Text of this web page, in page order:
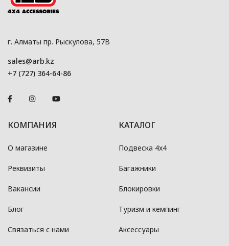
г. Алматы пр. Рыскулова, 57В
sales@arb.kz
+7 (727) 364-64-86
КОМПАНИЯ
О магазине
Реквизиты
Вакансии
Блог
Связаться с нами
КАТАЛОГ
Подвеска 4x4
Багажники
Блокировки
Туризм и кемпинг
Аксессуары